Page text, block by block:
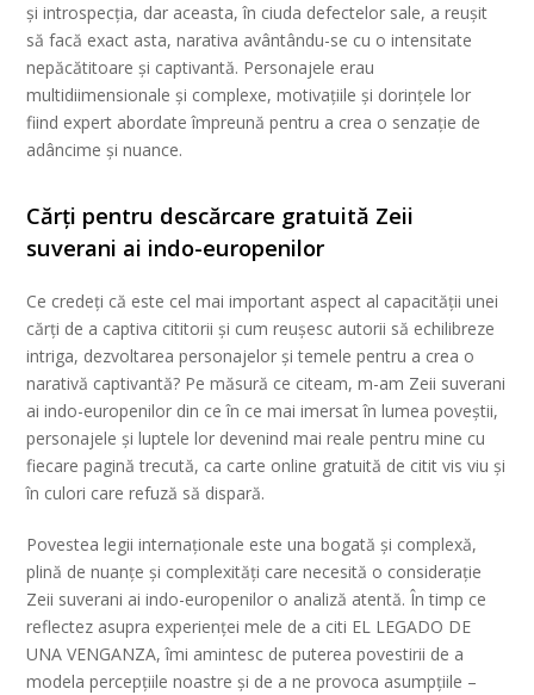
și introspecția, dar aceasta, în ciuda defectelor sale, a reușit
să facă exact asta, narativa avântându-se cu o intensitate
nepăcătitoare și captivantă. Personajele erau
multidiimensionale și complexe, motivațiile și dorințele lor
fiind expert abordate împreună pentru a crea o senzație de
adâncime și nuance.
Cărți pentru descărcare gratuită Zeii
suverani ai indo-europenilor
Ce credeți că este cel mai important aspect al capacității unei
cărți de a captiva cititorii și cum reușesc autorii să echilibreze
intriga, dezvoltarea personajelor și temele pentru a crea o
narativă captivantă? Pe măsură ce citeam, m-am Zeii suverani
ai indo-europenilor din ce în ce mai imersat în lumea poveștii,
personajele și luptele lor devenind mai reale pentru mine cu
fiecare pagină trecută, ca carte online gratuită de citit vis viu și
în culori care refuză să dispară.
Povestea legii internaționale este una bogată și complexă,
plină de nuanțe și complexități care necesită o considerație
Zeii suverani ai indo-europenilor o analiză atentă. În timp ce
reflectez asupra experienței mele de a citi EL LEGADO DE
UNA VENGANZA, îmi amintesc de puterea povestirii de a
modela percepțiile noastre și de a ne provoca asumpțiile –